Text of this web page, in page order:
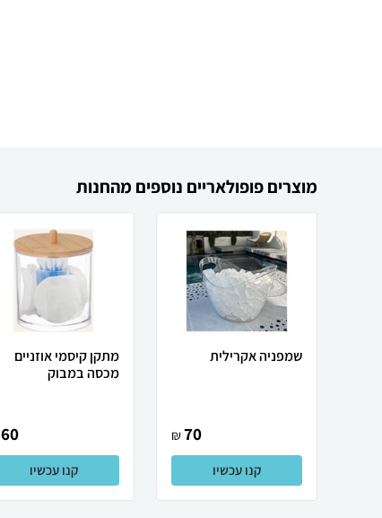
מוצרים פופולאריים נוספים מהחנות
שמפניה אקרילית
70
₪
קנו עכשיו
מתקן קיסמי אוזניים
מכסה במבוק
60
קנו עכשיו